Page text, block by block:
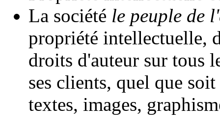
La société le peuple de
propriété intellectuelle,
droits d'auteur sur tous
ses clients, quel que
textes, images,